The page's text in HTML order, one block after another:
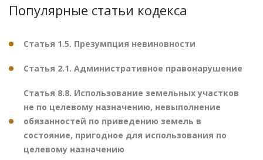
Популярные статьи кодекса
Статья 1.5. Презумпция невиновности
Статья 2.1. Административное правонарушение
Статья 8.8. Использование земельных участков
не по целевому назначению, невыполнение
обязанностей по приведению земель в
состояние, пригодное для использования по
целевому назначению